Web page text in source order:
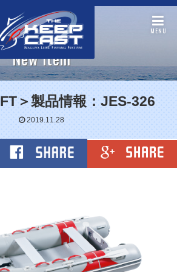
MENU
New item
＞製品情報：JES-326
2019.11.28